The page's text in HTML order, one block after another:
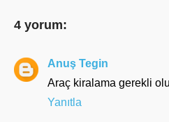
4 yorum:
Anuş Tegin
Araç kiralama gerekli
Yanıtla